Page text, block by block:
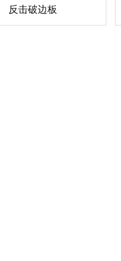
反击破边板